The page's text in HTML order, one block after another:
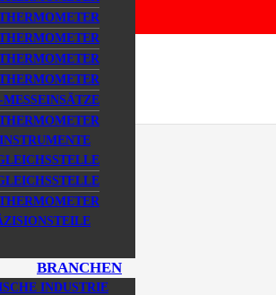
BRANCHEN
INDUSTRIE